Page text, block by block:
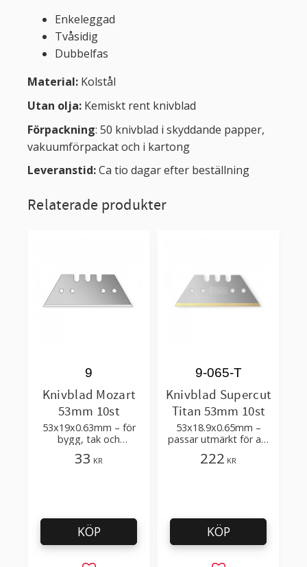
Enkeleggad
Tvåsidig
Dubbelfas
Material: Kolstål
Utan olja: Kemiskt rent knivblad
Förpackning: 50 knivblad i skyddande papper,
vakuumförpackat och i kartong
Leveranstid:Ca tio dagar efter beställning
Relaterade produkter
Knivblad Mozart
53mm 10st
53x19x0.63mm – för
bygg, tak och
golvläggning
9
33 KR
KÖP
Knivblad Supercut
Titan 53mm 10st
53x18.9x0.65mm –
passar utmärkt för att
fästas i en maskin som
skär plast,
9-065-T
222 KR
KÖP